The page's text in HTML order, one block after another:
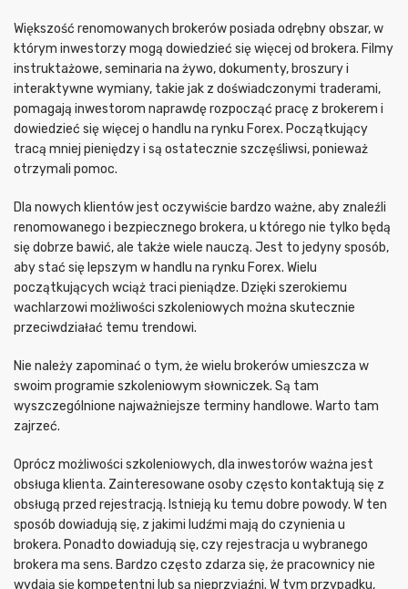
Większość renomowanych brokerów posiada odrębny obszar, w
którym inwestorzy mogą dowiedzieć się więcej od brokera. Filmy
instruktażowe, seminaria na żywo, dokumenty, broszury i
interaktywne wymiany, takie jak z doświadczonymi traderami,
pomagają inwestorom naprawdę rozpocząć pracę z brokerem i
dowiedzieć się więcej o handlu na rynku Forex. Początkujący
tracą mniej pieniędzy i są ostatecznie szczęśliwsi, ponieważ
otrzymali pomoc.
Dla nowych klientów jest oczywiście bardzo ważne, aby znaleźli
renomowanego i bezpiecznego brokera, u którego nie tylko będą
się dobrze bawić, ale także wiele nauczą. Jest to jedyny sposób,
aby stać się lepszym w handlu na rynku Forex. Wielu
początkujących wciąż traci pieniądze. Dzięki szerokiemu
wachlarzowi możliwości szkoleniowych można skutecznie
przeciwdziałać temu trendowi.
Nie należy zapominać o tym, że wielu brokerów umieszcza w
swoim programie szkoleniowym słowniczek. Są tam
wyszczególnione najważniejsze terminy handlowe. Warto tam
zajrzeć.
Oprócz możliwości szkoleniowych, dla inwestorów ważna jest
obsługa klienta. Zainteresowane osoby często kontaktują się z
obsługą przed rejestracją. Istnieją ku temu dobre powody. W ten
sposób dowiadują się, z jakimi ludźmi mają do czynienia u
brokera. Ponadto dowiadują się, czy rejestracja u wybranego
brokera ma sens. Bardzo często zdarza się, że pracownicy nie
wydają się kompetentni lub są nieprzyjaźni. W tym przypadku,